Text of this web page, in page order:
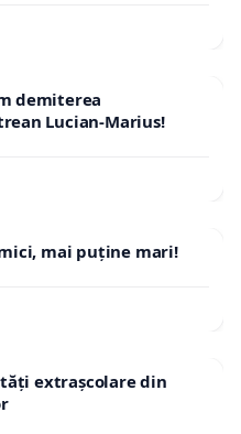
demiterea
Lucian-Marius!
mai puține mari!
extrașcolare din